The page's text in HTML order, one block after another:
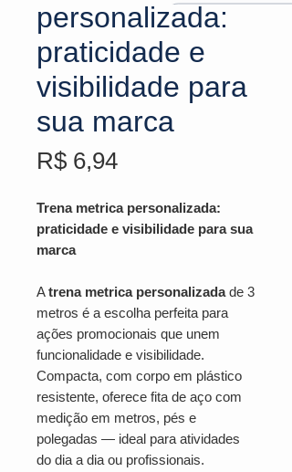
personalizada:
praticidade e
visibilidade para
sua marca
R$ 6,94Preço
Trena metrica personalizada:
praticidade e visibilidade para sua
marca
Atrena metrica personalizadade 3
metros é a escolha perfeita para
ações promocionais que unem
funcionalidade e visibilidade.
Compacta, com corpo em plástico
resistente, oferece fita de aço com
medição em metros, pés e
polegadas — ideal para atividades
do dia a dia ou profissionais.